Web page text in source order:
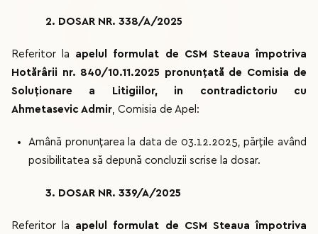
2. DOSAR NR. 338/A/2025
Referitor la apelul formulat de CSM Steaua împotriva
Hotărârii nr. 840/10.11.2025 pronunțată de Comisia de
Soluționare a Litigiilor, in contradictoriu cu
Ahmetasevic Admir, Comisia de Apel:
Amână pronunțarea la data de 03.12.2025, părțile având
posibilitatea să depună concluzii scrise la dosar.
3. DOSAR NR. 339/A/2025
Referitor la apelul formulat de CSM Steaua împotriva